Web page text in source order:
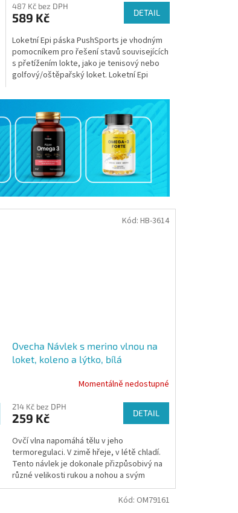
487 Kč bez DPH
589 Kč DETAIL
Loketní Epi páska PushSports je vhodným
pomocníkem pro řešení stavů souvisejících
s přetížením lokte, jako je tenisový nebo
golfový/oštěpařský loket. Loketní Epi
Ovecha Návlek s merino vlnou na
loket, koleno a lýtko, bílá
Momentálně nedostupné
214 Kč bez DPH
259 Kč DETAIL
Ovčí vlna napomáhá tělu v jeho
termoregulaci. V zimě hřeje, v létě chladí.
Tento návlek je dokonale přizpůsobivý na
různé velikosti rukou a nohou a svým
designem se hodí jak pro...
Kód: HB-3614
Kód: OM79161